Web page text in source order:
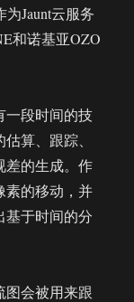
Jaunt云服务
和诺基亚OZO
一段时间的技
算、跟踪、
差的生成。作
素的移动，并
基于时间的分
图会被用来跟